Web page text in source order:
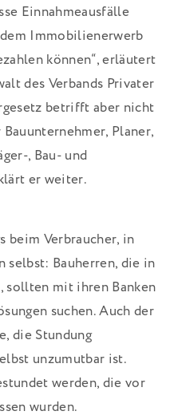
Einnahmeausfälle
Immobilienerwerb
können“, erläutert
des Verbands Privater
betrifft aber nicht
Planer,
, Bau- und
er weiter.
beim Verbraucher, in
selbst: Bauherren, die in
sollten mit ihren Banken
suchen. Auch der
die Stundung
unzumutbar ist.
werden, die vor
wurden.